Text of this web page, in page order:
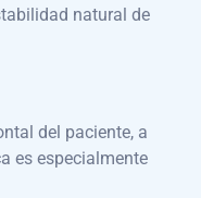
natural de
del paciente, a
es especialmente